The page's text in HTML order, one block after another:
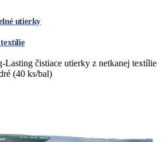
utierky
Lasting čistiace utierky z netkanej textílie
(40 ks/bal)